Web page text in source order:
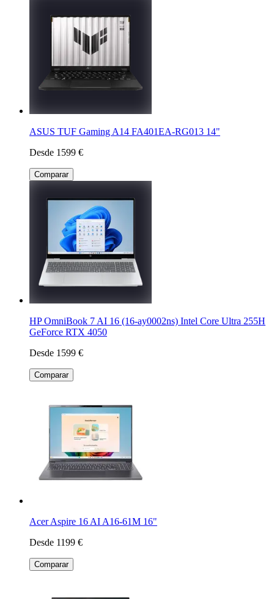
ASUS TUF Gaming A14 FA401EA-RG013 14"
Desde 1599 €
Comparar
HP OmniBook 7 AI 16 (16-ay0002ns) Intel Core Ultra 255H
GeForce RTX 4050
Desde 1599 €
Comparar
Acer Aspire 16 AI A16-61M 16"
Desde 1199 €
Comparar